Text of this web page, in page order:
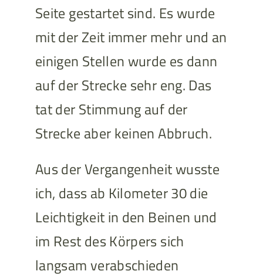
Seite gestartet sind. Es wurde
mit der Zeit immer mehr und an
einigen Stellen wurde es dann
auf der Strecke sehr eng. Das
tat der Stimmung auf der
Strecke aber keinen Abbruch.
Aus der Vergangenheit wusste
ich, dass ab Kilometer 30 die
Leichtigkeit in den Beinen und
im Rest des Körpers sich
langsam verabschieden